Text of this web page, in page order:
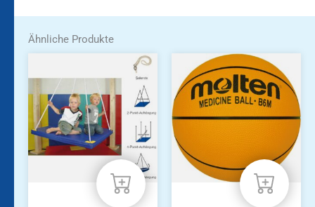
Ähnliche Produkte
Dieses
Produkt
weist
mehrere
Varianten
Optionen
können